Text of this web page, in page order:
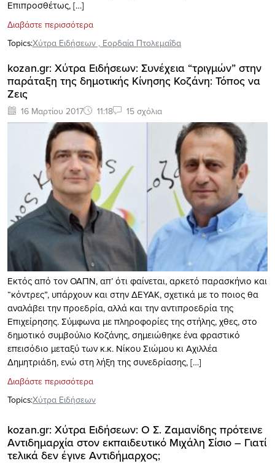
Επιπροσθέτως, […]
Διαβάστε περισσότερα
Topics:Xύτρα Ειδήσεων , Εορδαία Πτολεμαΐδα
kozan.gr: Χύτρα Ειδήσεων: Συνέχεια “τριγμών” στην
παράταξη της δημοτικής Κίνησης Κοζάνη: Τόπος να
Ζεις
16 Μαρτίου 2017 11:18 15 σχόλια
Εκτός από τον ΟΑΠΝ, απ’ ότι φαίνεται, αρκετό παρασκήνιο και
“κόντρες”, υπάρχoυν και στην ΔΕΥΑΚ, σχετικά με το ποιος θα
αναλάβει την προεδρία, αλλά και την αντιπροεδρία της
Επιχείρησης. Σύμφωνα με πληροφορίες της στήλης, χθες, στο
δημοτικό συμβούλιο Κοζάνης, σημειώθηκε ένα φραστικό
επεισόδιο μεταξύ των κ.κ. Νίκου Σιώμου κι Αχιλλέα
Δημητριάδη, ενώ στη λήξη της συνεδρίασης, […]
Διαβάστε περισσότερα
Topics:Xύτρα Ειδήσεων
kozan.gr: Χύτρα Ειδήσεων: O Σ. Ζαμανίδης πρότεινε
Αντιδημαρχία στον εκπαιδευτικό Μιχάλη Σίσιο – Γιατί
τελικά δεν έγινε Αντιδήμαρχος;